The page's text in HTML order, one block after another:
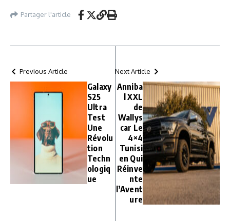
Partager l'article
Previous Article
Galaxy
S25
Ultra
Test
Une
Révolu
tion
Techn
ologiq
ue
Next Article
Anniba
l XXL
de
Wallys
car Le
4×4
Tunisi
en Qui
Réinve
nte
l’Avent
ure